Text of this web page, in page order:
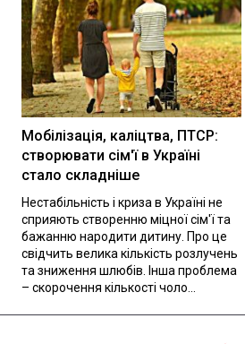
Мобілізація, каліцтва, ПТСР:
створювати сім'ї в Україні
стало складніше
Нестабільність і криза в Україні не
сприяють створенню міцної сім'ї та
бажанню народити дитину. Про це
свідчить велика кількість розлучень
та зниження шлюбів. Інша проблема
– скорочення кількості чоло...